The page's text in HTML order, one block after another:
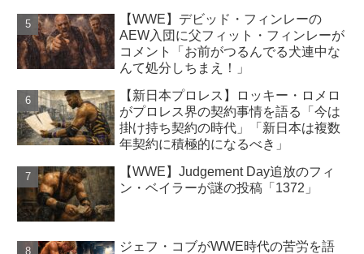
【WWE】デビッド・フィンレーの
AEW入団に父フィット・フィンレーが
コメント「お前がつるんでる犬連中な
んて処分しちまえ！」
【新日本プロレス】ロッキー・ロメロ
がプロレス界の契約事情を語る「今は
掛け持ち契約の時代」「新日本は複数
年契約に積極的になるべき」
【WWE】Judgement Day追放のフィ
ン・ベイラーが謎の投稿「1372」
ジェフ・コブがWWE時代の苦労を語